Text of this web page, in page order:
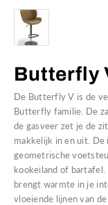
Butterfly
​​De Butterfly V is de
Butterfly familie. De
de gasveer zet je de
makkelijk in en uit.
geometrische
kookeiland of
brengt warmte in je
vloeiende lijnen van